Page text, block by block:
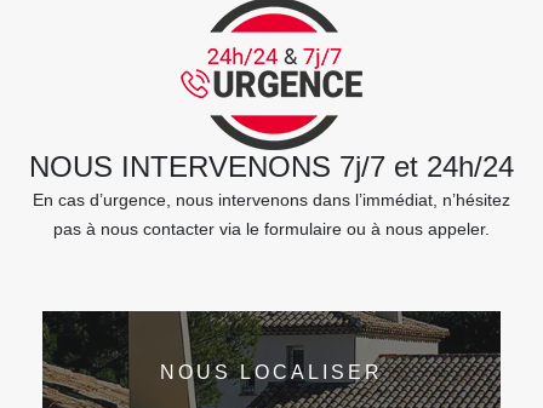
NOUS INTERVENONS 7j/7 et 24h/24
En cas d’urgence, nous intervenons dans l’immédiat, n’hésitez
pas à nous contacter via le formulaire ou à nous appeler.
NOUS LOCALISER